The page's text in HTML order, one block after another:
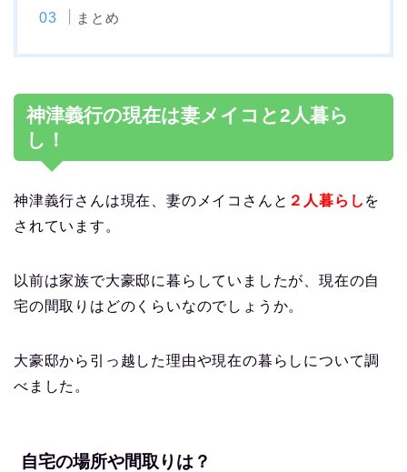
まとめ
神津義行の現在は妻メイコと2人暮ら
し！
神津義行さんは現在、妻のメイコさんと ２人暮らし を
されています。
以前は家族で大豪邸に暮らしていましたが、現在の自
宅の間取りはどのくらいなのでしょうか。
大豪邸から引っ越した理由や現在の暮らしについて調
べました。
自宅の場所や間取りは？